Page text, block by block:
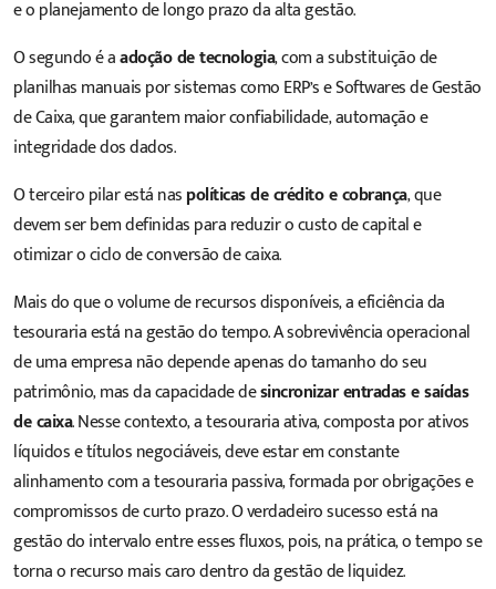
e o planejamento de longo prazo da alta gestão.
O segundo é aadoção de tecnologia, com a substituição de
planilhas manuais por sistemas como ERP’s eSoftwares de Gestão
de Caixa, que garantem maior confiabilidade,automaçãoe
integridade dos dados.
O terceiro pilar está naspolíticas de crédito e cobrança, que
devem ser bem definidas para reduzir o custo de capital e
otimizar o ciclo de conversão de caixa.
Mais do que o volume de recursos disponíveis, a eficiência da
tesouraria está na gestão do tempo. A sobrevivência operacional
de uma empresa não depende apenas do tamanho do seu
patrimônio, mas da capacidade desincronizar entradas e saídas
de caixa. Nesse contexto, a tesouraria ativa, composta por ativos
líquidos e títulos negociáveis, deve estar em constante
alinhamento com a tesouraria passiva, formada por obrigações e
compromissos de curto prazo. O verdadeiro sucesso está na
gestão do intervalo entre esses fluxos, pois, na prática, o tempo se
torna o recurso mais caro dentro da gestão de liquidez.